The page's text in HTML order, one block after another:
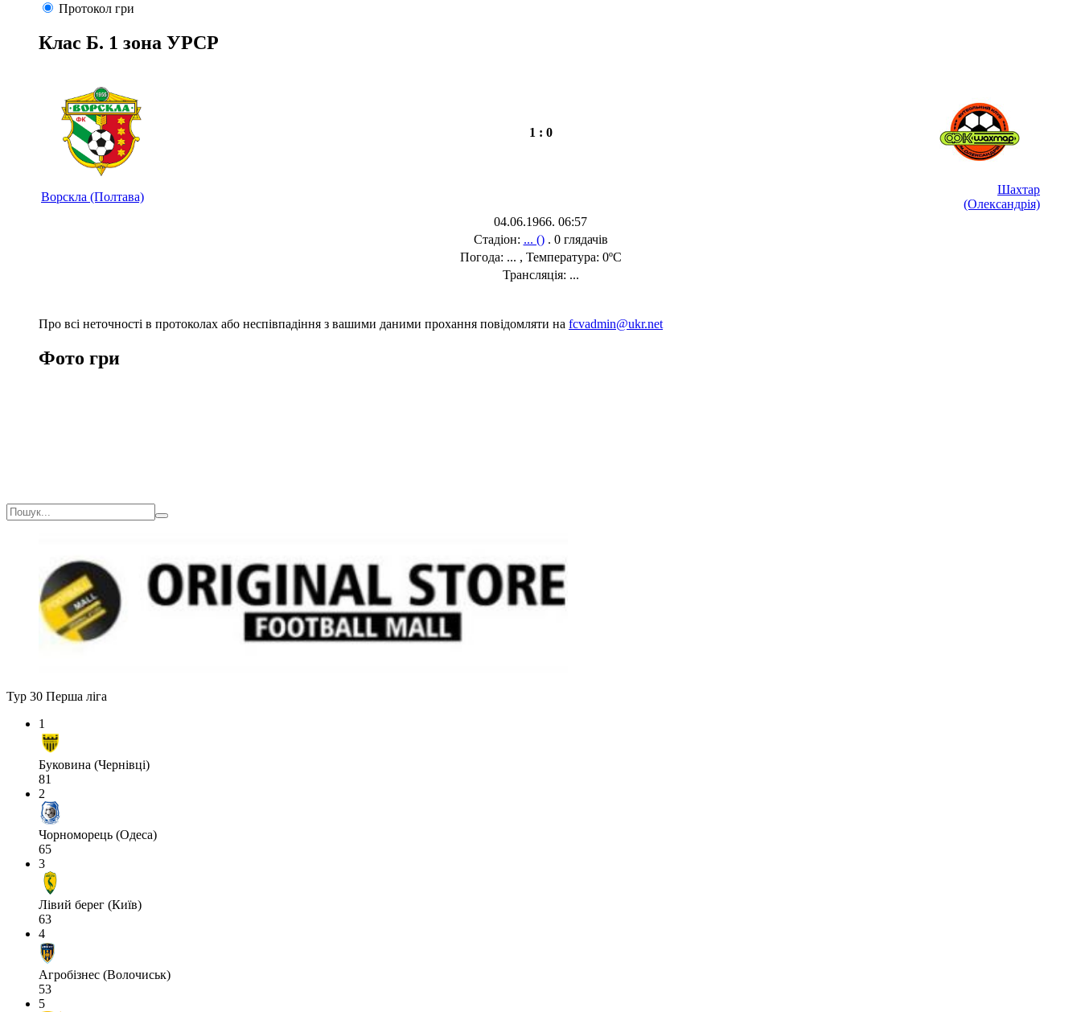
Протокол гри
Клас Б. 1 зона УРСР
1 : 0
Ворскла (Полтава)
Шахтар
(Олександрія)
04.06.1966. 06:57
Стадіон: ... (). 0 глядачів
Погода: ... , Температура: 0ºC
Трансляція: ...
Про всі неточності в протоколах або неспівпадіння з вашими даними прохання повідомляти на fcvadmin@ukr.net
Фото гри
Тур 30 Перша ліга
1
Буковина (Чернівці)
81
2
Чорноморець (Одеса)
65
3
Лівий берег (Київ)
63
4
Агробізнес (Волочиськ)
53
5